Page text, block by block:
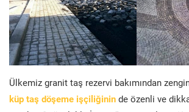
Ülkemiz granit taş rezervi bakımından
küp taş döşeme işçiliğinin de özenli ve